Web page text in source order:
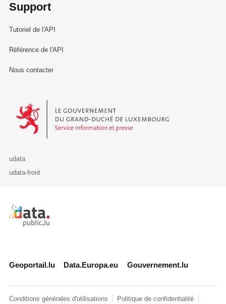
Support
Tutoriel de l'API
Référence de l'API
Nous contacter
Le Gouvernement du Grand-Duché de Luxembourg - Service
udata
udata-front
Retour à l'accueil de data.public.lu
Geoportail.lu Data.Europa.eu Gouvernement.lu
Conditions générales d'utilisations Politique de confidentialité